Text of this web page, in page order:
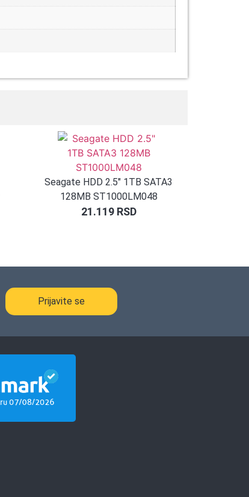
Seagate HDD 2.5″ 1TB SATA3
128MB ST1000LM048
21.119 RSD
Prijavite se